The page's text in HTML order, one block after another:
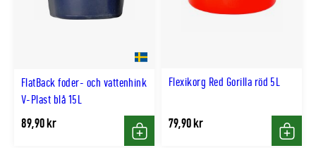
FlatBack foder- och vattenhink
V-Plast blå 15L
89,90 kr
Köp
Flexikorg Red Gorilla röd 5L
79,90 kr
Köp